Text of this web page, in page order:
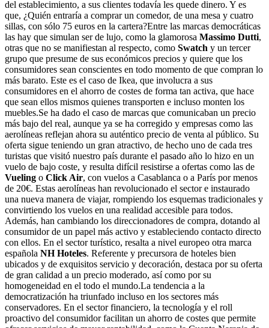
del establecimiento, a sus clientes todavía les quede dinero. Y es
que, ¿Quién entraría a comprar un comedor, de una mesa y cuatro
sillas, con sólo 75 euros en la cartera?Entre las marcas democráticas
las hay que simulan ser de lujo, como la glamorosa Massimo Dutti,
otras que no se manifiestan al respecto, como Swatch y un tercer
grupo que presume de sus económicos precios y quiere que los
consumidores sean conscientes en todo momento de que compran lo
más barato. Este es el caso de Ikea, que involucra a sus
consumidores en el ahorro de costes de forma tan activa, que hace
que sean ellos mismos quienes transporten e incluso monten los
muebles.Se ha dado el caso de marcas que comunicaban un precio
más bajo del real, aunque ya se ha corregido y empresas como las
aerolíneas reflejan ahora su auténtico precio de venta al público. Su
oferta sigue teniendo un gran atractivo, de hecho uno de cada tres
turistas que visitó nuestro país durante el pasado año lo hizo en un
vuelo de bajo coste, y resulta difícil resistirse a ofertas como las de
Vueling o Click Air, con vuelos a Casablanca o a París por menos
de 20€. Estas aerolíneas han revolucionado el sector e instaurado
una nueva manera de viajar, rompiendo los esquemas tradicionales y
convirtiendo los vuelos en una realidad accesible para todos.
Además, han cambiando los direccionadores de compra, dotando al
consumidor de un papel más activo y estableciendo contacto directo
con ellos. En el sector turístico, resalta a nivel europeo otra marca
española NH Hoteles. Referente y precursora de hoteles bien
ubicados y de exquisitos servicio y decoración, destaca por su oferta
de gran calidad a un precio moderado, así como por su
homogeneidad en el todo el mundo.La tendencia a la
democratización ha triunfado incluso en los sectores más
conservadores. En el sector financiero, la tecnología y el roll
proactivo del consumidor facilitan un ahorro de costes que permite